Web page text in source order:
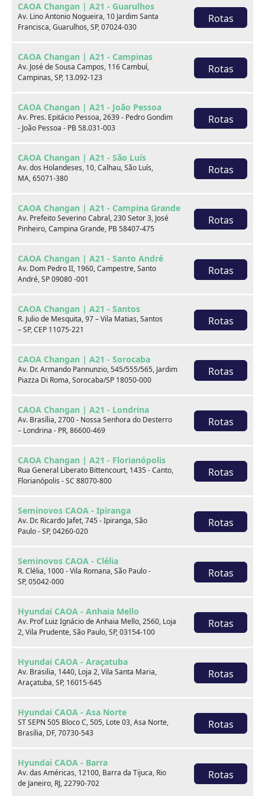
CAOA Changan | A21 - Guarulhos
Av. Lino Antonio Nogueira, 10 Jardim Santa
Francisca, Guarulhos, SP, 07024-030
Rotas
CAOA Changan | A21 - Campinas
Av. José de Sousa Campos, 116 Cambuí,
Campinas, SP, 13.092-123
Rotas
CAOA Changan | A21 - João Pessoa
Av. Pres. Epitácio Pessoa, 2639 - Pedro Gondim
- João Pessoa - PB 58.031-003
Rotas
CAOA Changan | A21 - São Luís
Av. dos Holandeses, 10, Calhau, São Luís,
MA, 65071-380
Rotas
CAOA Changan | A21 - Campina Grande
Av. Prefeito Severino Cabral, 230 Setor 3, José
Pinheiro, Campina Grande, PB 58407-475
Rotas
CAOA Changan | A21 - Santo André
Av. Dom Pedro II, 1960, Campestre, Santo
André, SP 09080 -001
Rotas
CAOA Changan | A21 - Santos
R. Julio de Mesquita, 97 – Vila Matias, Santos
– SP, CEP 11075-221
Rotas
CAOA Changan | A21 - Sorocaba
Av. Dr. Armando Pannunzio, 545/555/565, Jardim
Piazza Di Roma, Sorocaba/SP 18050-000
Rotas
CAOA Changan | A21 - Londrina
Av. Brasília, 2700 - Nossa Senhora do Desterro
– Londrina - PR, 86600-469
Rotas
CAOA Changan | A21 - Florianópolis
Rua General Liberato Bittencourt, 1435 - Canto,
Florianópolis - SC 88070-800
Rotas
Seminovos CAOA - Ipiranga
Av. Dr. Ricardo Jafet, 745 - Ipiranga, São
Paulo - SP, 04260-020
Rotas
Seminovos CAOA - Clélia
R. Clélia, 1000 - Vila Romana, São Paulo -
SP, 05042-000
Rotas
Hyundai CAOA - Anhaia Mello
Av. Prof Luiz Ignácio de Anhaia Mello, 2560, Loja
2, Vila Prudente, São Paulo, SP, 03154-100
Rotas
Hyundai CAOA - Araçatuba
Av. Brasilia, 1440, Loja 2, Vila Santa Maria,
Araçatuba, SP, 16015-645
Rotas
Hyundai CAOA - Asa Norte
ST SEPN 505 Bloco C, 505, Lote 03, Asa Norte,
Brasília, DF, 70730-543
Rotas
Hyundai CAOA - Barra
Av. das Américas, 12100, Barra da Tijuca, Rio
de Janeiro, RJ, 22790-702
Rotas
xxx
xxx
xxx
xxxxxx/xxxxxx
xxxxxx/xxxxxx
xxx
Consulte por marca
Destaques
Sobre nós